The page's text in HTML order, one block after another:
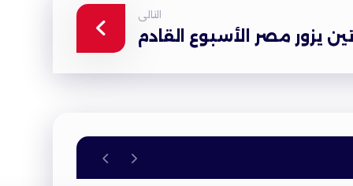
التالى
يزور مصر الأسبوع القادم